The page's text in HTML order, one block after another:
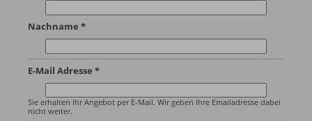
Nachname *
E-Mail Adresse *
Sie erhalten Ihr Angebot per E-Mail. Wir geben Ihre Emailadresse dabei
nicht weiter.